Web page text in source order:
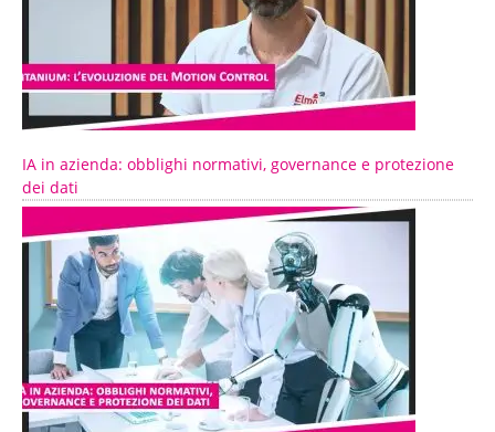
IA in azienda: obblighi normativi, governance e protezione
dei dati